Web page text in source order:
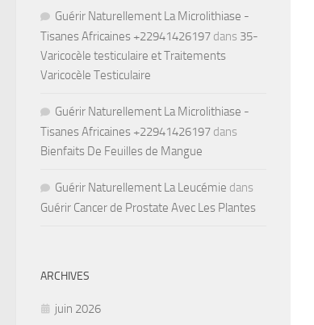
Guérir Naturellement La Microlithiase -
Tisanes Africaines +22941426197 dans 35-
Varicocèle testiculaire et Traitements
Varicocèle Testiculaire
Guérir Naturellement La Microlithiase -
Tisanes Africaines +22941426197 dans
Bienfaits De Feuilles de Mangue
Guérir Naturellement La Leucémie dans
Guérir Cancer de Prostate Avec Les Plantes
ARCHIVES
juin 2026